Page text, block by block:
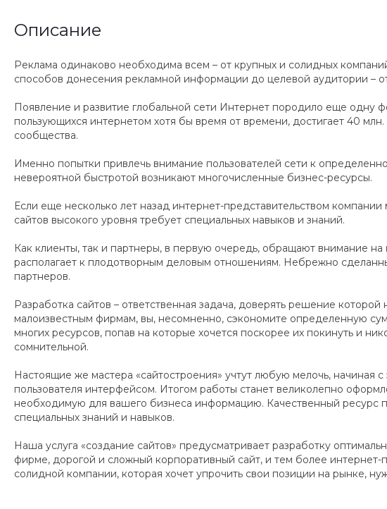
Описание
Реклама одинаково необходима всем – от крупных и солидных
способов донесения рекламной информации до целевой аудитории –
Появление и развитие глобальной сети Интернет породило еще одну
пользующихся интернетом хотя бы время от времени, достигает 40
сообщества.
Именно попытки привлечь внимание пользователей сети к
невероятной быстротой возникают многочисленные бизнес-ресурсы.
Если еще несколько лет назад интернет-представительством
сайтов высокого уровня требует специальных навыков и знаний.
Как клиенты, так и партнеры, в первую очередь, обращают внимание
располагает к плодотворным деловым отношениям. Небрежно
партнеров.
Разработка сайтов – ответственная задача, доверять решение
малоизвестным фирмам, вы, несомненно, сэкономите определенную
многих ресурсов, попав на которые хочется поскорее их покинуть и
сомнительной.
Настоящие же мастера «сайтостроения» учтут любую мелочь, начиная
пользователя интерфейсом. Итогом работы станет великолепно
необходимую для вашего бизнеса информацию. Качественный ресурс
специальных знаний и навыков.
Наша услуга «создание сайтов» предусматривает разработку
фирме, дорогой и сложный корпоративный сайт, и тем более
солидной компании, которая хочет упрочить свои позиции на рынке,